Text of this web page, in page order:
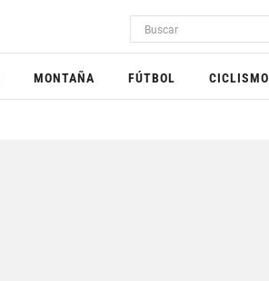
MONTAÑA FÚTBOL CICLISMO